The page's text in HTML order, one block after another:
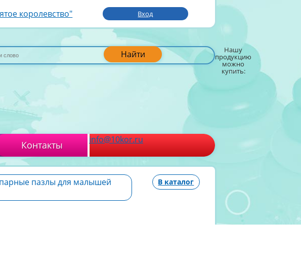
королевство" Вход
Найти Нашу
продукцию
можно
купить:
Контакты info@10kor.ru
пазлы для малышей
В каталог